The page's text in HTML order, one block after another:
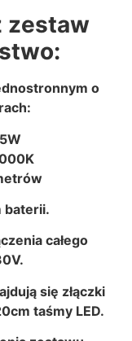
zestaw
o
baterii.
całego
się złączki
taśmy LED.